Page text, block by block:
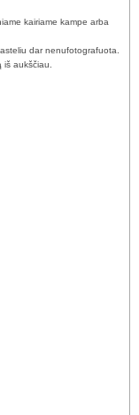
kairiame kampe arba
dar nenufotografuota.
aukščiau.